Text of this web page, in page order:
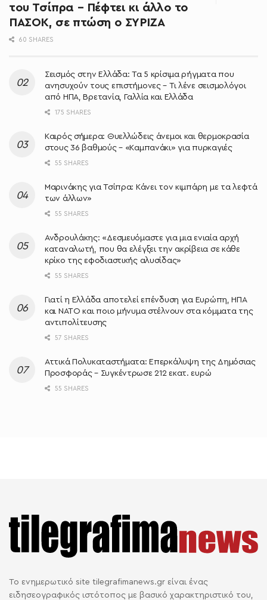
του Τσίπρα – Πέφτει κι άλλο το
ΠΑΣΟΚ, σε πτώση ο ΣΥΡΙΖΑ
60 SHARES
Σεισμός στην Ελλάδα: Τα 5 κρίσιμα ρήγματα που
ανησυχούν τους επιστήμονες – Τι λένε σεισμολόγοι
από ΗΠΑ, Βρετανία, Γαλλία και Ελλάδα
175 SHARES
Καιρός σήμερα: Θυελλώδεις άνεμοι και θερμοκρασία
στους 36 βαθμούς – «Καμπανάκι» για πυρκαγιές
55 SHARES
Μαρινάκης για Τσίπρα: Κάνει τον κιμπάρη με τα λεφτά
των άλλων»
55 SHARES
Ανδρουλάκης: «Δεσμευόμαστε για μια ενιαία αρχή
καταναλωτή, που θα ελέγξει την ακρίβεια σε κάθε
κρίκο της εφοδιαστικής αλυσίδας»
55 SHARES
Γιατί η Ελλάδα αποτελεί επένδυση για Ευρώπη, ΗΠΑ
και ΝΑΤΟ και ποιο μήνυμα στέλνουν στα κόμματα της
αντιπολίτευσης
57 SHARES
Αττικά Πολυκαταστήματα: Επερκάλυψη της Δημόσιας
Προσφοράς – Συγκέντρωσε 212 εκατ. ευρώ
55 SHARES
Το ενημερωτικό site tilegrafimanews.gr είναι ένας
ειδησεογραφικός ιστότοπος με βασικό χαρακτηριστικό του,